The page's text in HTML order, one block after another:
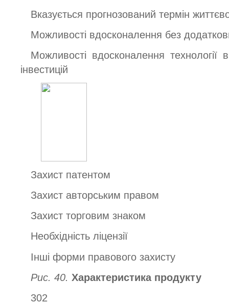
Вказується прогнозований термін
Можливості вдосконалення без
Можливості вдосконалення технології
інвестицій
Захист патентом
Захист авторським правом
Захист торговим знаком
Необхідність ліцензії
Інші форми правового захисту
Рис. 40. Характеристика продукту
302